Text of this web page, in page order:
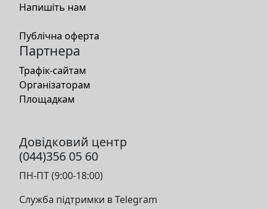
Напишіть нам
Публічна оферта
Партнера
Трафік-сайтам
Організаторам
Площадкам
Довідковий центр
(044)356 05 60
ПН-ПТ (9:00-18:00)
Служба підтримки в Telegram